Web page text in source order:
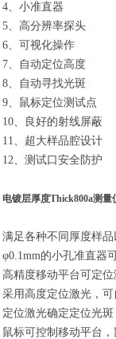
4、小准直器
5、高分辨率探头
6、可视化操作
7、自动定位高度
8、自动寻找光斑
9、鼠标定位测试点
10、良好的射线屏蔽
11、超大样品腔设计
12、测试口安全防护
电镀层厚度Thick800a测量
满足各种不同厚度样
φ0.1mm的小孔准直器
高精度移动平台可定
采用高度定位激光，
定位激光确定定位光
鼠标可控制移动平台